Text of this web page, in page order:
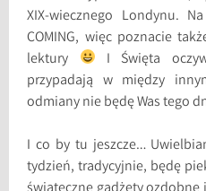
XIX-wiecznego Londynu.
COMING, więc poznacie
lektury
I Święta
przypadają w między
odmiany nie będę Was tego
I co by tu jeszcze…
tydzień, tradycyjnie, będę